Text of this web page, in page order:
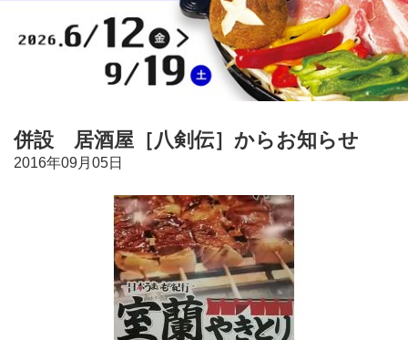
併設 居酒屋［八剣伝］からお知らせ
2016年09月05日